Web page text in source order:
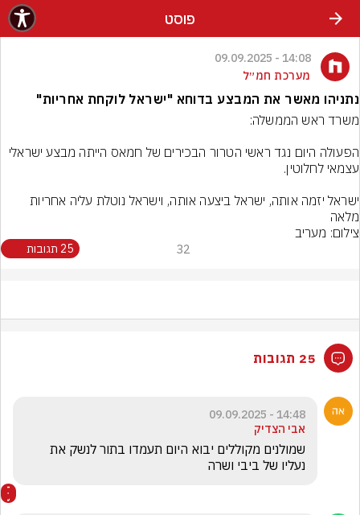
פוסט
14:08 - 09.09.2025
מערכת חמ״ל
נתניהו מאשר את המבצע בדוחא "ישראל לוקחת אחריות"
ישראל יזמה אותה, ישראל ביצעה אותה, וישראל נוטלת עליה אחריות
מלאה
צילום: מעריב
32 25 תגובות
25 תגובות
14:48 - 09.09.2025
אבי הצדיק
נעליו של ביבי ושרה